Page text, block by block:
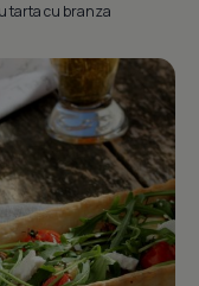
tarta cu branza